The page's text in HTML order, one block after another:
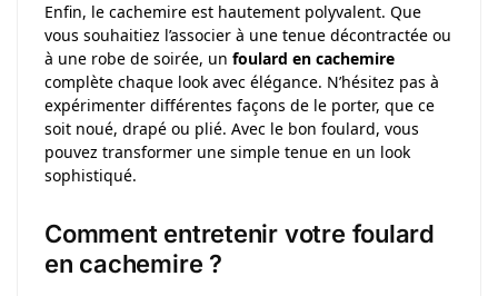
Enfin, le cachemire est hautement polyvalent. Que
vous souhaitiez l’associer à une tenue décontractée ou
à une robe de soirée, un foulard en cachemire
complète chaque look avec élégance. N’hésitez pas à
expérimenter différentes façons de le porter, que ce
soit noué, drapé ou plié. Avec le bon foulard, vous
pouvez transformer une simple tenue en un look
sophistiqué.
Comment entretenir votre foulard
en cachemire ?